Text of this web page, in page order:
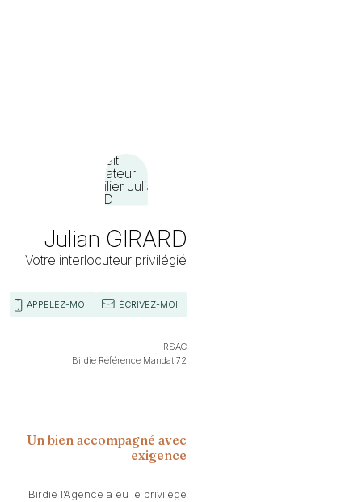
Julian GIRARD
Votre interlocuteur privilégié
APPELEZ-MOI ÉCRIVEZ-MOI
RSAC
Birdie Référence Mandat 72
Un bien accompagné avec
exigence
Birdie l’Agence a eu le privilège